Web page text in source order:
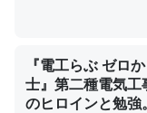
昆虫ってカルシウ
コオロギのカルシ
『電工らぶ ゼロ
士』第二種電気工
のヒロインと勉強